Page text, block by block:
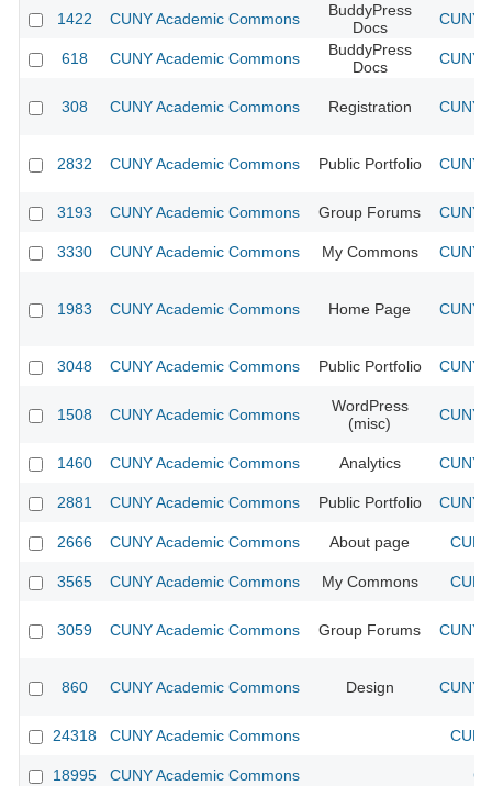
1422 CUNY Academic Commons
BuddyPress
Docs
CUNY
618 CUNY Academic Commons
BuddyPress
Docs
CUNY
308 CUNY Academic Commons Registration CUNY
2832 CUNY Academic Commons Public Portfolio CUNY
3193 CUNY Academic Commons Group Forums CUNY
3330 CUNY Academic Commons My Commons CUNY
1983 CUNY Academic Commons Home Page CUNY
3048 CUNY Academic Commons Public Portfolio CUNY
1508 CUNY Academic Commons
WordPress
(misc)
CUNY
1460 CUNY Academic Commons Analytics CUNY
2881 CUNY Academic Commons Public Portfolio CUNY
2666 CUNY Academic Commons About page
3565 CUNY Academic Commons My Commons
3059 CUNY Academic Commons Group Forums CUNY
860 CUNY Academic Commons Design CUNY
24318 CUNY Academic Commons
18995 CUNY Academic Commons